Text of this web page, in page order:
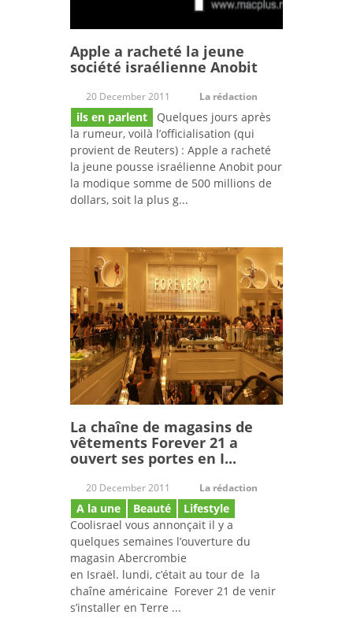
Apple a racheté la jeune
société israélienne Anobit
20 December 2011 La rédaction
ils en parlent
Quelques jours après
la rumeur, voilà l’officialisation (qui
provient de Reuters) : Apple a racheté
la jeune pousse israélienne Anobit pour
la modique somme de 500 millions de
dollars, soit la plus g...
La chaîne de magasins de
vêtements Forever 21 a
ouvert ses portes en I...
20 December 2011 La rédaction
A la une Beauté
Lifestyle
Coolisrael vous annonçait il y a
quelques semaines l’ouverture du
magasin Abercrombie
en Israël. lundi, c’était au tour de la
chaîne américaine Forever 21 de venir
s’installer en Terre ...